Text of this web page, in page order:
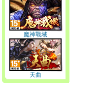
魔神戰域
天曲